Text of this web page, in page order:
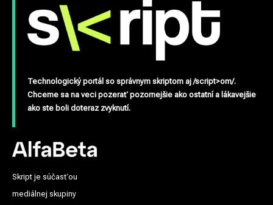
Technologický portál so správnym skriptom aj /script>om/.
Chceme sa na veci pozerať pozornejšie ako ostatní a lákavejšie
ako ste boli doteraz zvyknutí.
Skript je súčasťou
mediálnej skupiny